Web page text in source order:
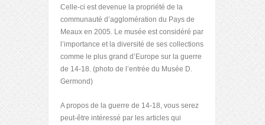
Celle-ci est devenue la propriété de la
communauté d’agglomération du Pays de
Meaux en 2005. Le musée est considéré par
l’importance et la diversité de ses collections
comme le plus grand d’Europe sur la guerre
de 14-18. (photo de l’entrée du Musée D.
Germond)
A propos de la guerre de 14-18, vous serez
peut-être intéressé par les articles qui